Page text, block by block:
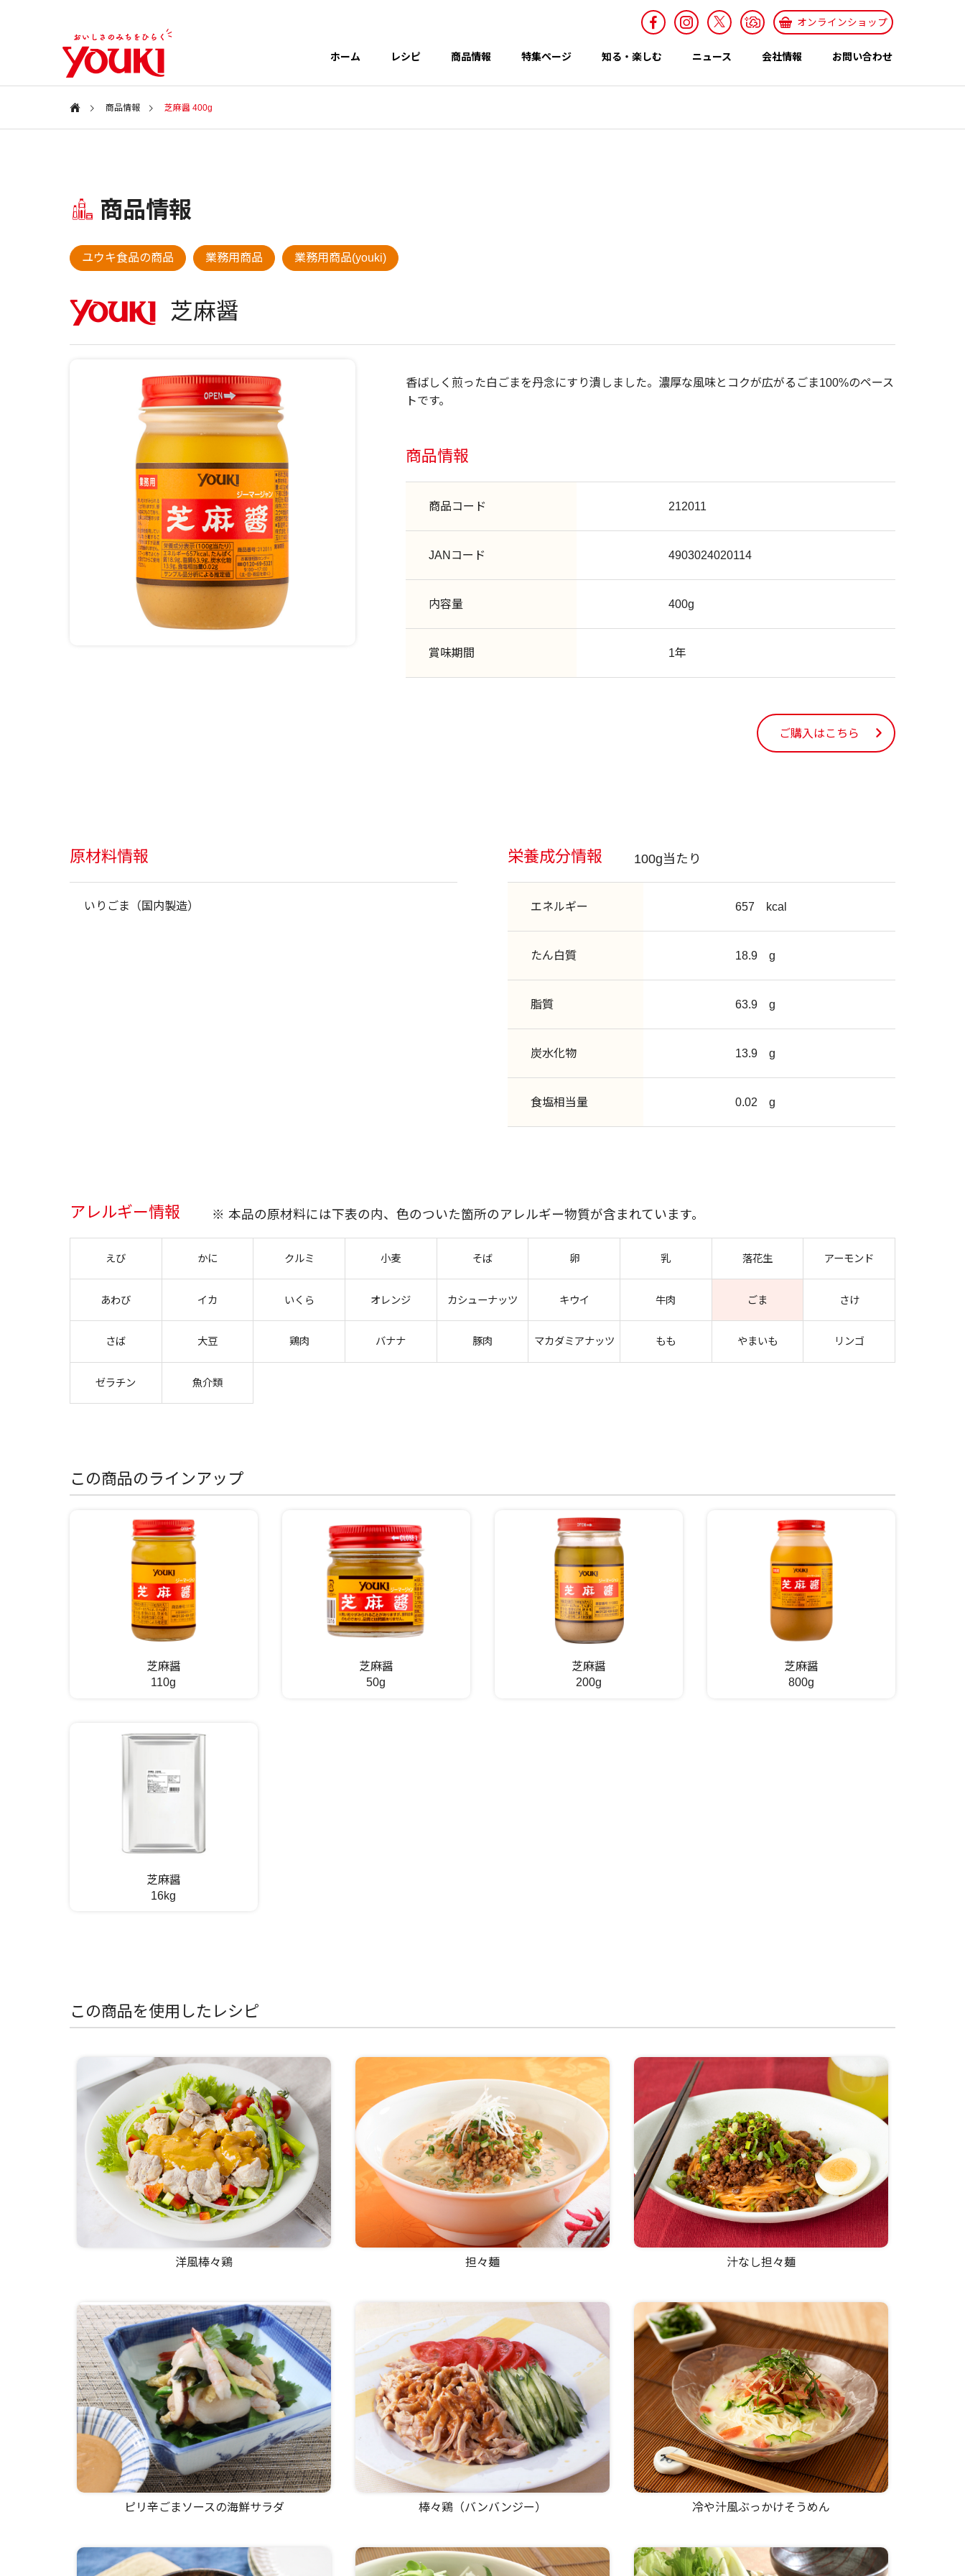
オンラインショップ
ホーム レシピ 商品情報 特集ページ 知る・楽しむ ニュース 会社情報 お問い合わせ
特集ページ
SPECIAL
2026年 春の新商品 2025年 秋の新商品
会社情報
ユウキ食品グループのCSR
商品情報 芝麻醤 400g
商品情報
ユウキ食品の商品 業務用商品 業務用商品(youki)
芝麻醤
香ばしく煎った白ごまを丹念にすり潰しました。濃厚な風味とコクが広がるごま100%のペース
トです。
商品情報
商品コード 212011
JANコード 4903024020114
内容量 400g
賞味期間 1年
ご購入はこちら
原材料情報
いりごま（国内製造）
栄養成分情報 100g当たり
エネルギー 657 kcal
たん白質 18.9 g
脂質 63.9 g
炭水化物 13.9 g
食塩相当量 0.02 g
アレルギー情報 ※ 本品の原材料には下表の内、色のついた箇所のアレルギー物質が含まれています。
えび かに クルミ 小麦 そば 卵 乳 落花生 アーモンド
あわび イカ いくら オレンジ カシューナッツ キウイ 牛肉 ごま さけ
さば 大豆 鶏肉 バナナ 豚肉 マカダミアナッツ もも やまいも リンゴ
ゼラチン 魚介類
この商品のラインアップ
芝麻醤
110g
芝麻醤
50g
芝麻醤
200g
芝麻醤
800g
芝麻醤
16kg
この商品を使用したレシピ
洋風棒々鶏 担々麺 汁なし担々麺
ピリ辛ごまソースの海鮮サラダ 棒々鶏（バンバンジー） 冷や汁風ぶっかけそうめん